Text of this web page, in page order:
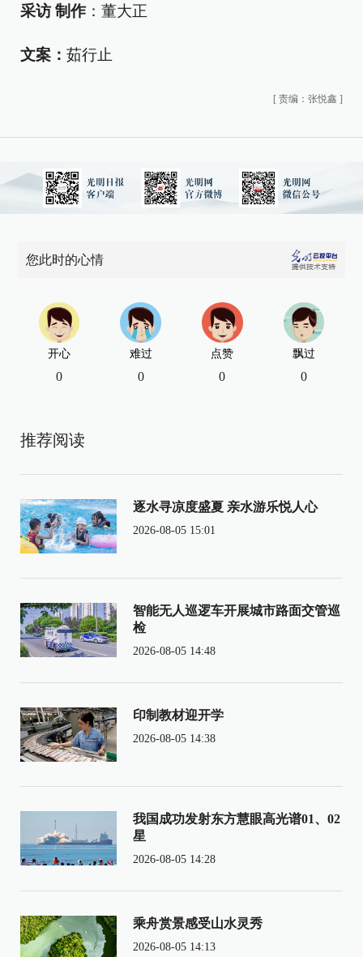
采访 制作：董大正
文案： 茹行止
[ 责编：张悦鑫 ]
您此时的心情
开心
0
难过
0
点赞
0
飘过
0
推荐阅读
逐水寻凉度盛夏 亲水游乐悦人心
2026-08-05 15:01
智能无人巡逻车开展城市路面交管巡
检
2026-08-05 14:48
印制教材迎开学
2026-08-05 14:38
我国成功发射东方慧眼高光谱01、02
星
2026-08-05 14:28
乘舟赏景感受山水灵秀
2026-08-05 14:13